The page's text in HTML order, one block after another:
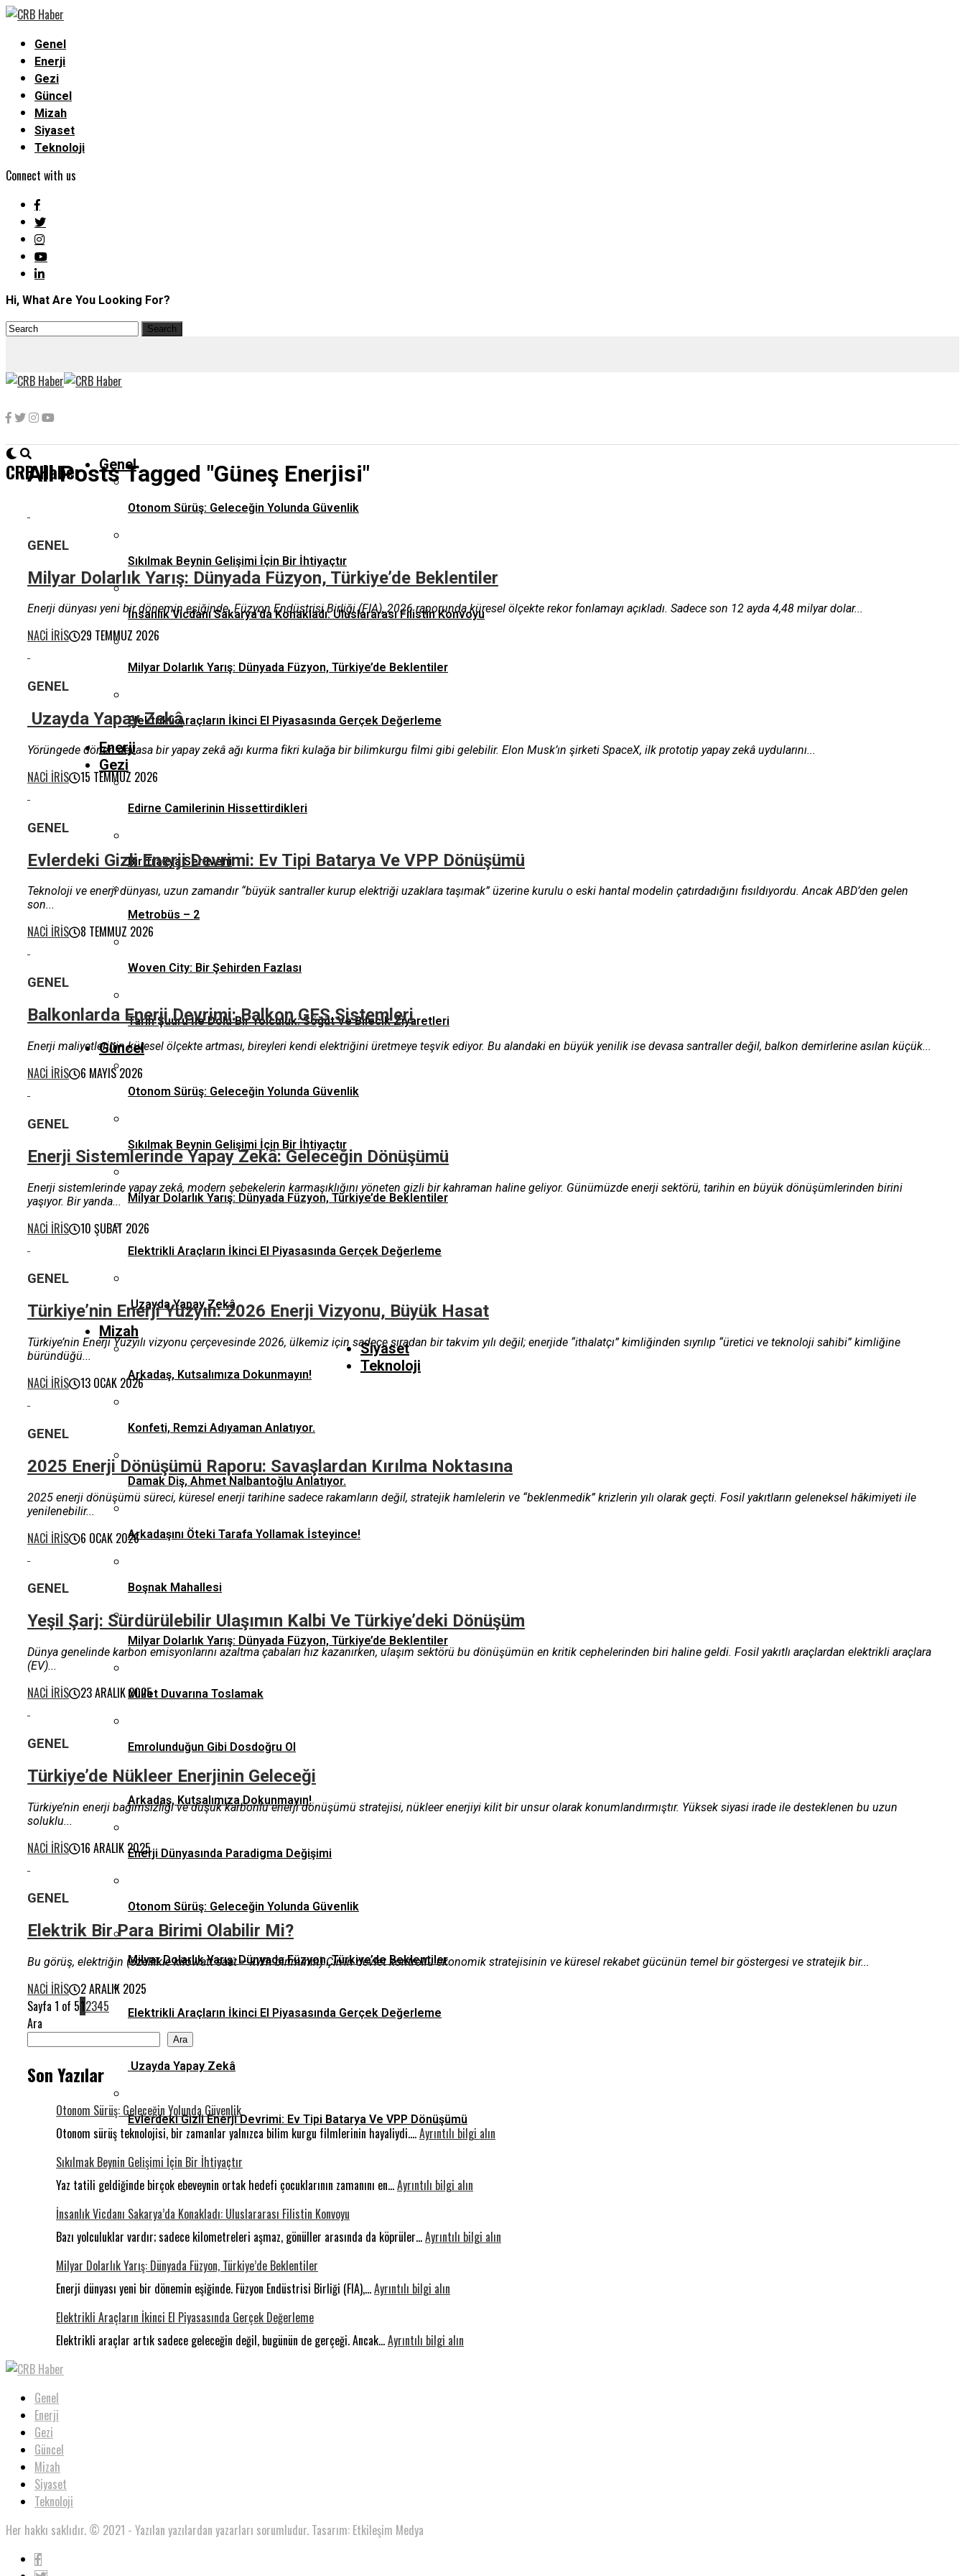
Genel
Enerji
Gezi
Güncel
Mizah
Siyaset
Teknoloji
Connect with us
Hi, What Are You Looking For?
CRB Haber Genel
Otonom Sürüş: Geleceğin Yolunda Güvenlik
Sıkılmak Beynin Gelişimi İçin Bir İhtiyaçtır
İnsanlık Vicdanı Sakarya’da Konakladı: Uluslararası Filistin Konvoyu
Milyar Dolarlık Yarış: Dünyada Füzyon, Türkiye’de Beklentiler
Elektrikli Araçların İkinci El Piyasasında Gerçek Değerleme
Enerji
Gezi
Edirne Camilerinin Hissettirdikleri
Bir Trakya Serüveni
Metrobüs – 2
Woven City: Bir Şehirden Fazlası
Tarih Şuuru İle Dolu Bir Yolculuk: Söğüt Ve Bilecik Ziyaretleri
Güncel
Otonom Sürüş: Geleceğin Yolunda Güvenlik
Sıkılmak Beynin Gelişimi İçin Bir İhtiyaçtır
Milyar Dolarlık Yarış: Dünyada Füzyon, Türkiye’de Beklentiler
Elektrikli Araçların İkinci El Piyasasında Gerçek Değerleme
Uzayda Yapay Zekâ
Mizah
Arkadaş, Kutsalımıza Dokunmayın!
Konfeti, Remzi Adıyaman Anlatıyor.
Damak Diş, Ahmet Nalbantoğlu Anlatıyor.
Arkadaşını Öteki Tarafa Yollamak İsteyince!
Boşnak Mahallesi
Siyaset
Milyar Dolarlık Yarış: Dünyada Füzyon, Türkiye’de Beklentiler
Millet Duvarına Toslamak
Emrolunduğun Gibi Dosdoğru Ol
Arkadaş, Kutsalımıza Dokunmayın!
Enerji Dünyasında Paradigma Değişimi
Teknoloji
Otonom Sürüş: Geleceğin Yolunda Güvenlik
Milyar Dolarlık Yarış: Dünyada Füzyon, Türkiye’de Beklentiler
Elektrikli Araçların İkinci El Piyasasında Gerçek Değerleme
Uzayda Yapay Zekâ
Evlerdeki Gizli Enerji Devrimi: Ev Tipi Batarya Ve VPP Dönüşümü
All Posts Tagged "Güneş Enerjisi"
GENEL
Milyar Dolarlık Yarış: Dünyada Füzyon, Türkiye’de Beklentiler
Enerji dünyası yeni bir dönemin eşiğinde. Füzyon Endüstrisi Birliği (FIA), 2026 raporunda küresel ölçekte rekor fonlamayı açıkladı. Sadece son 12 ayda 4,48 milyar dolar...
NACI İRIS 29 TEMMUZ 2026
GENEL
Uzayda Yapay Zekâ
Yörüngede dönen devasa bir yapay zekâ ağı kurma fikri kulağa bir bilimkurgu filmi gibi gelebilir. Elon Musk’ın şirketi SpaceX, ilk prototip yapay zekâ uydularını...
NACI İRIS 15 TEMMUZ 2026
GENEL
Evlerdeki Gizli Enerji Devrimi: Ev Tipi Batarya Ve VPP Dönüşümü
Teknoloji ve enerji dünyası, uzun zamandır “büyük santraller kurup elektriği uzaklara taşımak” üzerine kurulu o eski hantal modelin çatırdadığını fısıldıyordu. Ancak ABD’den gelen
son...
NACI İRIS 8 TEMMUZ 2026
GENEL
Balkonlarda Enerji Devrimi: Balkon GES Sistemleri
Enerji maliyetlerinin küresel ölçekte artması, bireyleri kendi elektriğini üretmeye teşvik ediyor. Bu alandaki en büyük yenilik ise devasa santraller değil, balkon demirlerine asılan küçük...
NACI İRIS 6 MAYIS 2026
GENEL
Enerji Sistemlerinde Yapay Zekâ: Geleceğin Dönüşümü
Enerji sistemlerinde yapay zekâ, modern şebekelerin karmaşıklığını yöneten gizli bir kahraman haline geliyor. Günümüzde enerji sektörü, tarihin en büyük dönüşümlerinden birini
yaşıyor. Bir yanda...
NACI İRIS 10 ŞUBAT 2026
GENEL
Türkiye’nin Enerji Yüzyılı: 2026 Enerji Vizyonu, Büyük Hasat
Türkiye’nin Enerji Yüzyılı vizyonu çerçevesinde 2026, ülkemiz için sadece sıradan bir takvim yılı değil; enerjide “ithalatçı” kimliğinden sıyrılıp “üretici ve teknoloji sahibi” kimliğine
büründüğü...
NACI İRIS 13 OCAK 2026
GENEL
2025 Enerji Dönüşümü Raporu: Savaşlardan Kırılma Noktasına
2025 enerji dönüşümü süreci,​ küresel enerji tarihine sadece rakamların değil, stratejik hamlelerin ve “beklenmedik” krizlerin yılı olarak geçti. Fosil yakıtların geleneksel hâkimiyeti ile
yenilenebilir...
NACI İRIS 6 OCAK 2026
GENEL
Yeşil Şarj: Sürdürülebilir Ulaşımın Kalbi Ve Türkiye’deki Dönüşüm
Dünya genelinde karbon emisyonlarını azaltma çabaları hız kazanırken, ulaşım sektörü bu dönüşümün en kritik cephelerinden biri haline geldi. Fosil yakıtlı araçlardan elektrikli araçlara
(EV)...
NACI İRIS 23 ARALIK 2025
GENEL
Türkiye’de Nükleer Enerjinin Geleceği
​Türkiye’nin enerji bağımsızlığı ve düşük karbonlu enerji dönüşümü stratejisi, nükleer enerjiyi kilit bir unsur olarak konumlandırmıştır. Yüksek siyasi irade ile desteklenen bu uzun
soluklu...
NACI İRIS 16 ARALIK 2025
GENEL
Elektrik Bir Para Birimi Olabilir Mi?
​Bu görüş, elektriğin (özellikle kilowatt saat – kWh biriminin) Çin’in devlet kontrollü ekonomik stratejisinin ve küresel rekabet gücünün temel bir göstergesi ve stratejik bir...
NACI İRIS
2 ARALIK 2025
Sayfa 1 of 512345
Ara
Ara
Son Yazılar
Otonom Sürüş: Geleceğin Yolunda Güvenlik
Otonom sürüş teknolojisi, bir zamanlar yalnızca bilim kurgu filmlerinin hayaliydi.…Ayrıntılı bilgi alın
Sıkılmak Beynin Gelişimi İçin Bir İhtiyaçtır
Yaz tatili geldiğinde birçok ebeveynin ortak hedefi çocuklarının zamanını en…Ayrıntılı bilgi alın
Gelişimi
İnsanlık Vicdanı Sakarya’da Konakladı: Uluslararası Filistin Konvoyu
Bazı yolculuklar vardır; sadece kilometreleri aşmaz, gönüller arasında da köprüler…Ayrıntılı bilgi alın
Milyar Dolarlık Yarış: Dünyada Füzyon, Türkiye’de Beklentiler
Enerji dünyası yeni bir dönemin eşiğinde. Füzyon Endüstrisi Birliği (FIA),…Ayrıntılı bilgi alın
Yarış:
Elektrikli Araçların İkinci El Piyasasında Gerçek Değerleme
Elektrikli araçlar artık sadece geleceğin değil, bugünün de gerçeği. Ancak…Ayrıntılı bilgi alın
Genel
Enerji
Gezi
Güncel
Mizah
Siyaset
Teknoloji
Her hakkı saklıdır. © 2021 - Yazılan yazılardan yazarları sorumludur. Tasarım: Etkileşim Medya